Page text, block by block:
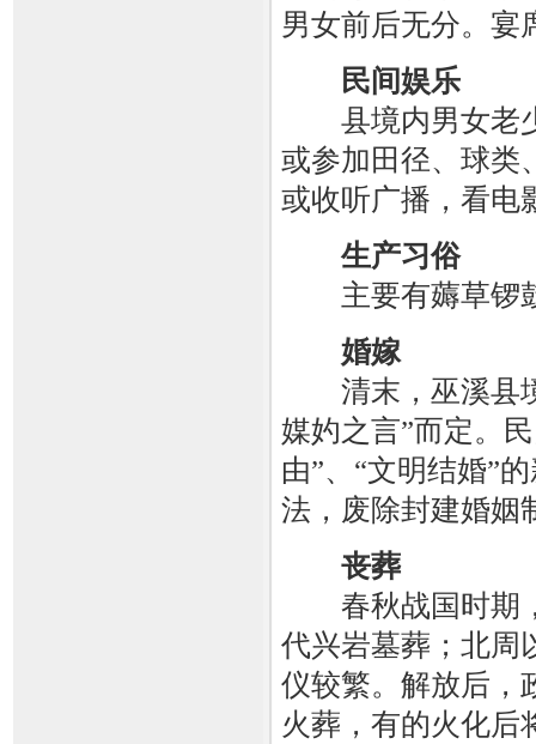
男女前后无分。宴
民间娱乐
县境内男女老少
或参加田径、球类
或收听广播，看电
生产习俗
主要有薅草锣鼓
婚嫁
清末，巫溪县境
媒妁之言”而定。
由”、“文明结婚”
法，废除封建婚姻
丧葬
春秋战国时期，
代兴岩墓葬；北周
仪较繁。解放后，
火葬，有的火化后